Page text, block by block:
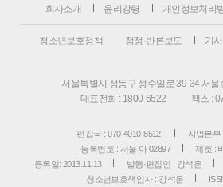
회사소개 윤리강령 개인정보처리
청소년보호정책 정정·반론보도 기
서울특별시 성동구 성수일로 39-34 서
대표전화 : 1800-6522
팩스 :
편집국 : 070-4010-8512
사업본부
등록번호 : 서울 아 02897
제호 :
등록일: 2013.11.13
발행·편집인 : 강석운
청소년보호책임자 : 강석운